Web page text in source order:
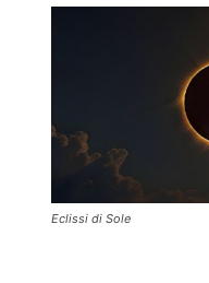
Eclissi di Sole